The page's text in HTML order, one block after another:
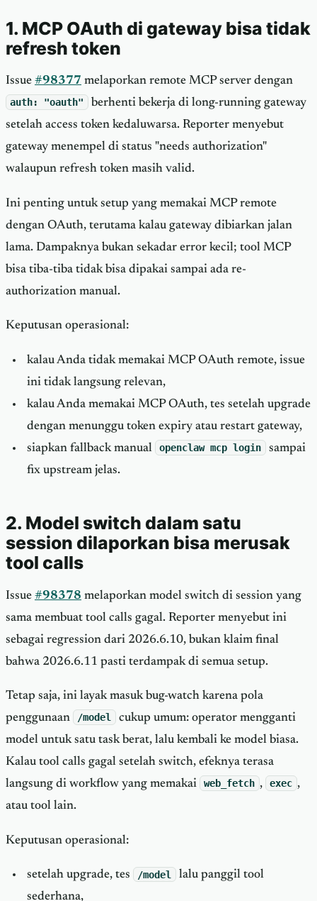
1. MCP OAuth di gateway bisa tidak
refresh token
Issue #98377 melaporkan remote MCP server dengan
auth: "oauth"
berhenti bekerja di long-running gateway
setelah access token kedaluwarsa. Reporter menyebut
gateway menempel di status "needs authorization"
walaupun refresh token masih valid.
Ini penting untuk setup yang memakai MCP remote
dengan OAuth, terutama kalau gateway dibiarkan jalan
lama. Dampaknya bukan sekadar error kecil; tool MCP
bisa tiba-tiba tidak bisa dipakai sampai ada re-
authorization manual.
Keputusan operasional:
kalau Anda tidak memakai MCP OAuth remote, issue
ini tidak langsung relevan,
kalau Anda memakai MCP OAuth, tes setelah upgrade
dengan menunggu token expiry atau restart gateway,
siapkan fallback manual
openclaw mcp login
sampai
fix upstream jelas.
2. Model switch dalam satu
session dilaporkan bisa merusak
tool calls
Issue #98378 melaporkan model switch di session yang
sama membuat tool calls gagal. Reporter menyebut ini
sebagai regression dari 2026.6.10, bukan klaim final
bahwa 2026.6.11 pasti terdampak di semua setup.
Tetap saja, ini layak masuk bug-watch karena pola
penggunaan
/model
cukup umum: operator mengganti
model untuk satu task berat, lalu kembali ke model biasa.
Kalau tool calls gagal setelah switch, efeknya terasa
langsung di workflow yang memakai
web_fetch , exec ,
atau tool lain.
Keputusan operasional:
setelah upgrade, tes /model
lalu panggil tool
sederhana,